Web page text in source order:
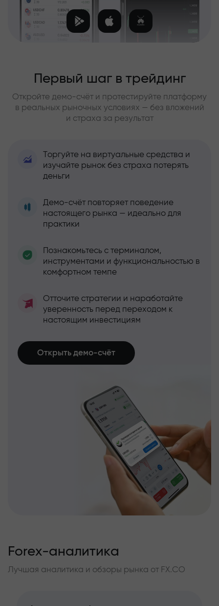
Первый шаг в трейдинг
Откройте демо-счёт и протестируйте платформу
в реальных рыночных условиях — без вложений
и страха за результат
Торгуйте на виртуальные средства и
изучайте рынок без страха потерять
деньги
Демо-счёт повторяет поведение
настоящего рынка — идеально для
практики
Познакомьтесь с терминалом,
инструментами и функциональностью в
комфортном темпе
Отточите стратегии и наработайте
уверенность перед переходом к
настоящим инвестициям
Открыть демо-счёт
Forex-аналитика
Лучшая аналитика и обзоры рынка от FX.CO